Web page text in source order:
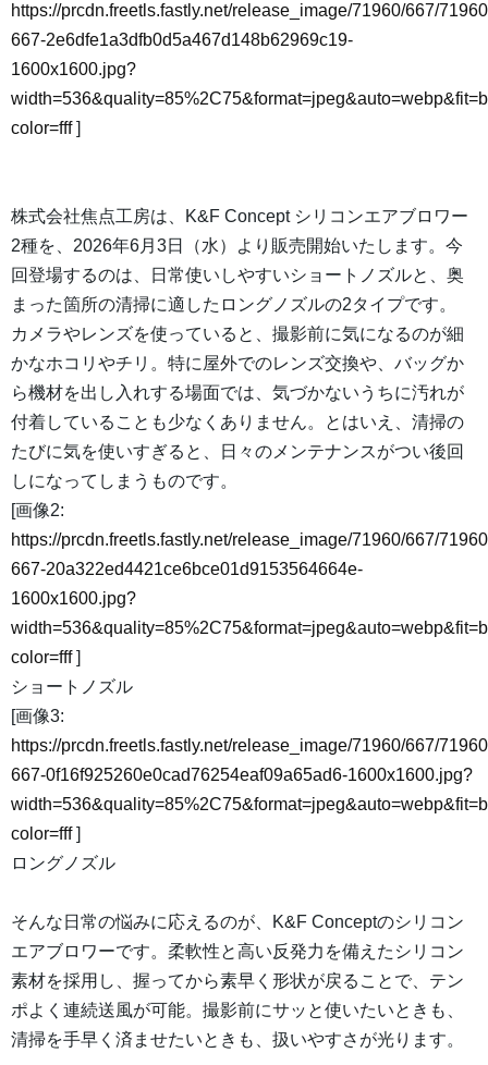
https://prcdn.freetls.fastly.net/release_image/71960/667/
667-2e6dfe1a3dfb0d5a467d148b62969c19-
1600x1600.jpg?
color=fff]
株式会社焦点工房は、K&F Concept シリコンエアブロワー
2種を、2026年6月3日（水）より販売開始いたします。今
回登場するのは、日常使いしやすいショートノズルと、奥
まった箇所の清掃に適したロングノズルの2タイプです。
カメラやレンズを使っていると、撮影前に気になるのが細
かなホコリやチリ。特に屋外でのレンズ交換や、バッグか
ら機材を出し入れする場面では、気づかないうちに汚れが
付着していることも少なくありません。とはいえ、清掃の
たびに気を使いすぎると、日々のメンテナンスがつい後回
しになってしまうものです。
[画像2:
https://prcdn.freetls.fastly.net/release_image/71960/667/
667-20a322ed4421ce6bce01d9153564664e-
1600x1600.jpg?
color=fff]
ショートノズル
[画像3:
https://prcdn.freetls.fastly.net/release_image/71960/667/
667-0f16f925260e0cad76254eaf09a65ad6-1600x1600.jpg?
color=fff]
ロングノズル
そんな日常の悩みに応えるのが、K&F Conceptのシリコン
エアブロワーです。柔軟性と高い反発力を備えたシリコン
素材を採用し、握ってから素早く形状が戻ることで、テン
ポよく連続送風が可能。撮影前にサッと使いたいときも、
清掃を手早く済ませたいときも、扱いやすさが光ります。